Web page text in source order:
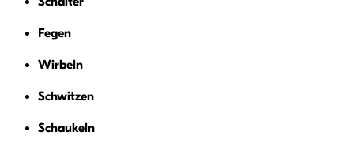
Fegen
Wirbeln
Schwitzen
Schaukeln